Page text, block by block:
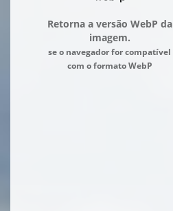
Retorna a versão WebP da
imagem.
se o navegador for compatível
com o formato WebP